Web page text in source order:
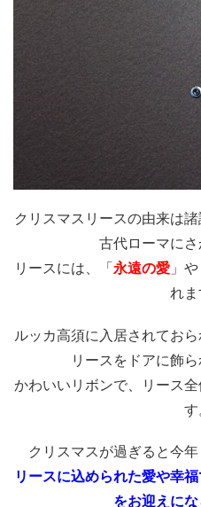
クリスマスリースの由来は
古代ローマにさ
リースには、「 永遠の愛 」や
れま
ルッカ高須に入居されてお
リースをドアに飾
かわいいリボンで、リース
す
クリスマスが過ぎると今
リースに込められた愛や幸
をお迎えに